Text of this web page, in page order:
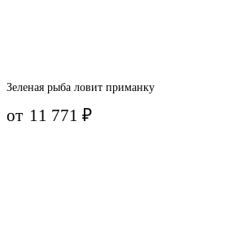
Зеленая рыба ловит приманку
от 11 771₽